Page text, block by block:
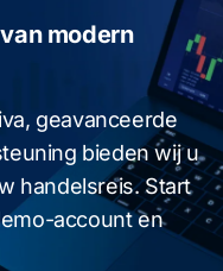
modern
geavanceerde
bieden wij u
handelsreis. Start
account en